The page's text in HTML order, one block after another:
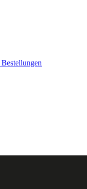
Bestellungen